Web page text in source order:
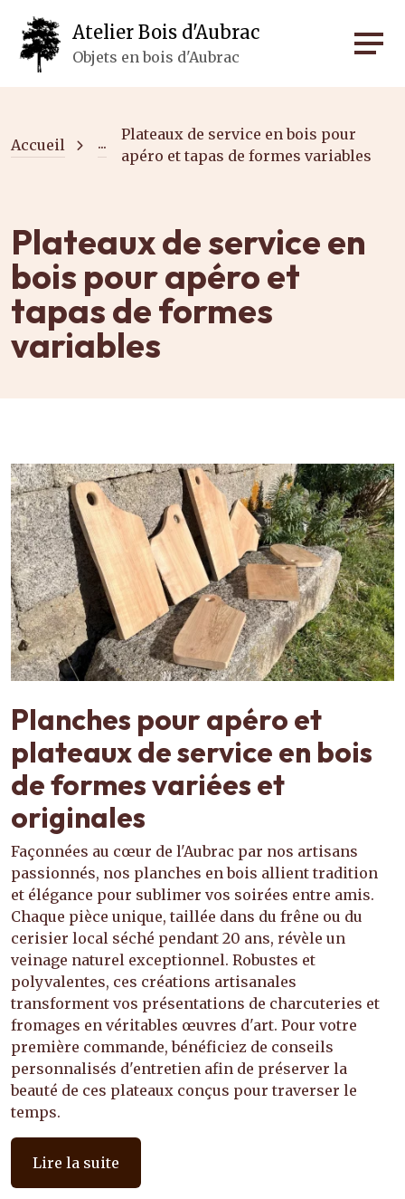
Atelier Bois d'Aubrac
Objets en bois d'Aubrac
Accueil ...
Plateaux de service en bois pour
apéro et tapas de formes variables
Plateaux de service en
bois pour apéro et
tapas de formes
variables
Planches pour apéro et
plateaux de service en bois
de formes variées et
originales
Façonnées au cœur de l'Aubrac par nos artisans
passionnés, nos planches en bois allient tradition
et élégance pour sublimer vos soirées entre amis.
Chaque pièce unique, taillée dans du frêne ou du
cerisier local séché pendant 20 ans, révèle un
veinage naturel exceptionnel. Robustes et
polyvalentes, ces créations artisanales
transforment vos présentations de charcuteries et
fromages en véritables œuvres d'art. Pour votre
première commande, bénéficiez de conseils
personnalisés d'entretien afin de préserver la
beauté de ces plateaux conçus pour traverser le
temps.
Lire la suite